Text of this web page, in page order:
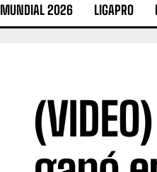
MUNDIAL 2026 LIGAPRO